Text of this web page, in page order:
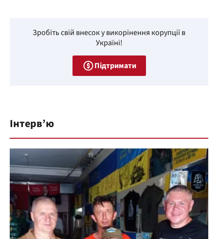
Зробіть свій внесок у викорінення корупції в
Україні!
Підтримати
Інтерв’ю